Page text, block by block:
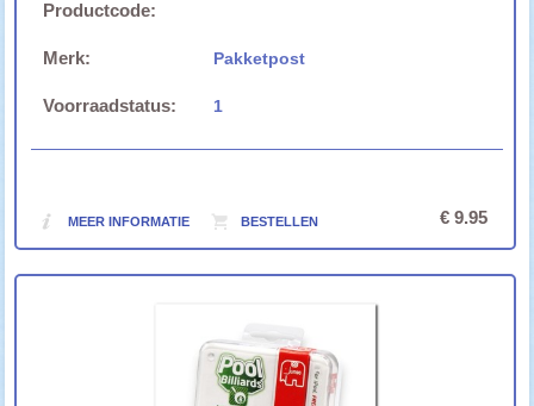
€ 9.95
Productcode:
Merk: Pakketpost
Voorraadstatus: 1
MEER INFORMATIE